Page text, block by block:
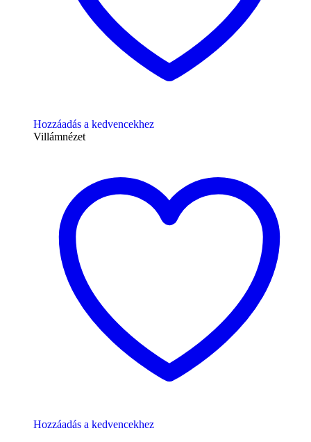
Hozzáadás a kedvencekhez
Villámnézet
Hozzáadás a kedvencekhez